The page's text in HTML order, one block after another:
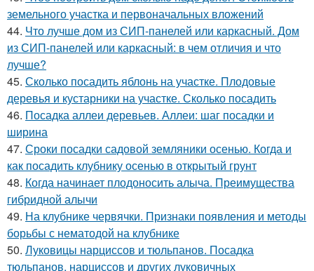
земельного участка и первоначальных вложений
44. Что лучше дом из СИП-панелей или каркасный. Дом
из СИП-панелей или каркасный: в чем отличия и что
лучше?
45. Сколько посадить яблонь на участке. Плодовые
деревья и кустарники на участке. Сколько посадить
46. Посадка аллеи деревьев. Аллеи: шаг посадки и
ширина
47. Сроки посадки садовой земляники осенью. Когда и
как посадить клубнику осенью в открытый грунт
48. Когда начинает плодоносить алыча. Преимущества
гибридной алычи
49. На клубнике червячки. Признаки появления и методы
борьбы с нематодой на клубнике
50. Луковицы нарциссов и тюльпанов. Посадка
тюльпанов, нарциссов и других луковичных